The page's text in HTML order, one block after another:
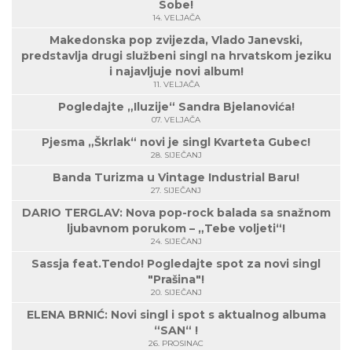
Sobe!
14. VELJAČA
Makedonska pop zvijezda, Vlado Janevski,
predstavlja drugi službeni singl na hrvatskom jeziku
i najavljuje novi album!
11. VELJAČA
Pogledajte „Iluzije“ Sandra Bjelanovića!
07. VELJAČA
Pjesma „Škrlak“ novi je singl Kvarteta Gubec!
28. SIJEČANJ
Banda Turizma u Vintage Industrial Baru!
27. SIJEČANJ
DARIO TERGLAV: Nova pop-rock balada sa snažnom
ljubavnom porukom – „Tebe voljeti“!
24. SIJEČANJ
Sassja feat.Tendo! Pogledajte spot za novi singl
"Prašina"!
20. SIJEČANJ
ELENA BRNIĆ: Novi singl i spot s aktualnog albuma
“SAN“ !
26. PROSINAC